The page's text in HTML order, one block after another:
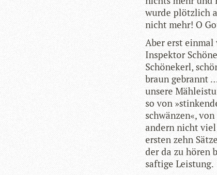
wurde plötz­lich
nicht mehr! O
Aber erst ein­mal
Inspek­tor
Schö­nekerl,
braun gebrannt
unsere
so von
schwän­zen«,
andern nicht viel
ers­ten zehn
der da zu hören
saf­tige Leistung.